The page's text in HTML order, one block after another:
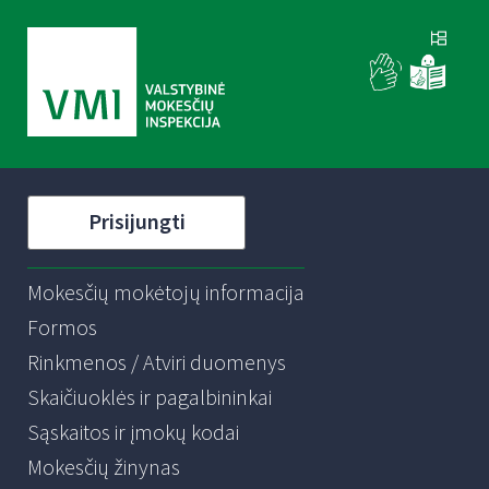
Prisijungti
Mokesčių mokėtojų informacija
Formos
Rinkmenos / Atviri duomenys
Skaičiuoklės ir pagalbininkai
Sąskaitos ir įmokų kodai
Mokesčių žinynas